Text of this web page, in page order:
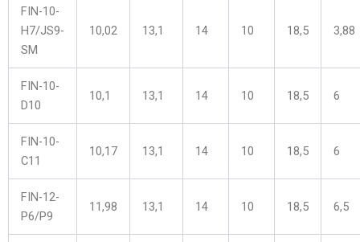
FIN-10-
H7/JS9-
SM
10,02 13,1 14 10 18,5 3,88
FIN-10-
D10
10,1 13,1 14 10 18,5 6
FIN-10-
C11
10,17 13,1 14 10 18,5 6
FIN-12-
P6/P9
11,98 13,1 14 10 18,5 6,5